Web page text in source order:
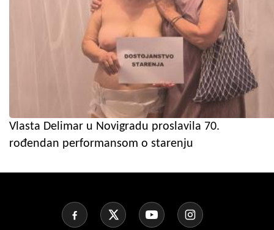
Vlasta Delimar u Novigradu proslavila 70.
rođendan performansom o starenju